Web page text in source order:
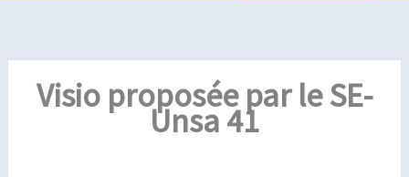
Visio proposée par le SE-
Unsa 41